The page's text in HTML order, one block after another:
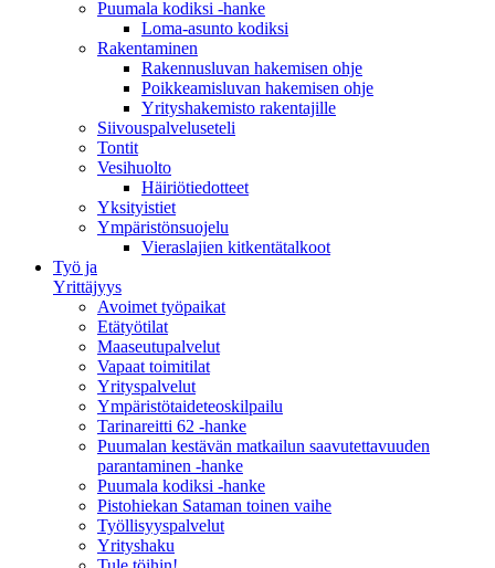
Puumala kodiksi -hanke
Loma-asunto kodiksi
Rakentaminen
Rakennusluvan hakemisen ohje
Poikkeamisluvan hakemisen ohje
Yrityshakemisto rakentajille
Siivouspalveluseteli
Tontit
Vesihuolto
Häiriötiedotteet
Yksityistiet
Ympäristönsuojelu
Vieraslajien kitkentätalkoot
Työ ja
Yrittäjyys
Avoimet työpaikat
Etätyötilat
Maaseutupalvelut
Vapaat toimitilat
Yrityspalvelut
Ympäristötaideteoskilpailu
Tarinareitti 62 -hanke
Puumalan kestävän matkailun saavutettavuuden
parantaminen -hanke
Puumala kodiksi -hanke
Pistohiekan Sataman toinen vaihe
Työllisyyspalvelut
Yrityshaku